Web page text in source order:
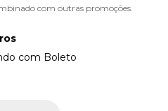
com outras promoções.
com Boleto